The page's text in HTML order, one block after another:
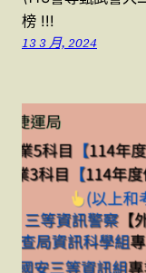
榜 !!!
13 3 月, 2024